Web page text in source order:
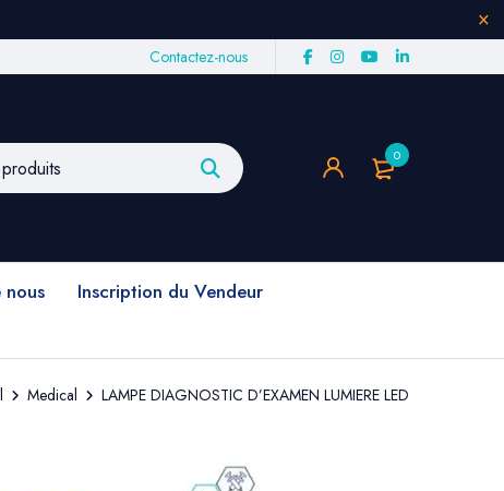
Contactez-nous
0
Inscription du Vendeur
Medical LAMPE DIAGNOSTIC D’EXAMEN LUMIERE LED